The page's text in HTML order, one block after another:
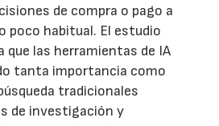
de compra o pago a
poco habitual. El estudio
que las herramientas de IA
tanta importancia como
tradicionales
de investigación y